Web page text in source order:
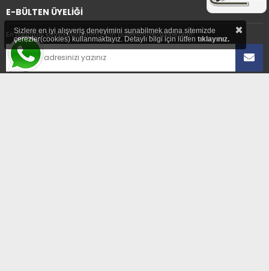
E-BÜLTEN ÜYELİĞİ
En avantajlı kampanyalarımız için bültenimize abone olun.
Sizlere en iyi alışveriş deneyimini sunabilmek adına sitemizde
çerezler(cookies) kullanmaktayız. Detaylı bilgi için lütfen tıklayınız. ×